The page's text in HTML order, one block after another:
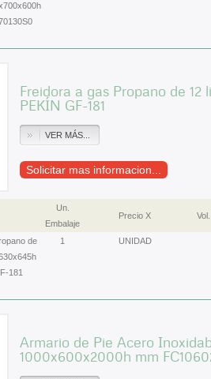
Freidora a gas Propano de
PEKÍN GF-181
VER MÁS...
Solicitar mas informacion...
Un.
Embalaje
Precio X Vol.
de
181
1 UNIDAD
Armario de Pie Acero
1000x600x2000h mm